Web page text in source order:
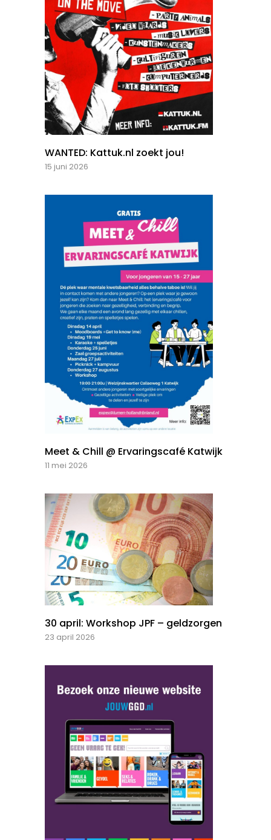
WANTED: Kattuk.nl zoekt jou!
15 juni 2026
Meet & Chill @ Ervaringscafé Katwijk
11 mei 2026
30 april: Workshop JPF – geldzorgen
23 april 2026